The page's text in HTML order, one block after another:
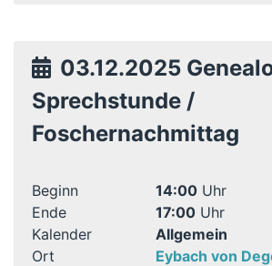
03.12.2025
Sprechstunde /
Foschernachmittag
Beginn 14:00Uhr
Ende
17:00Uhr
Kalender
Allgemein
Ort
Eybach von